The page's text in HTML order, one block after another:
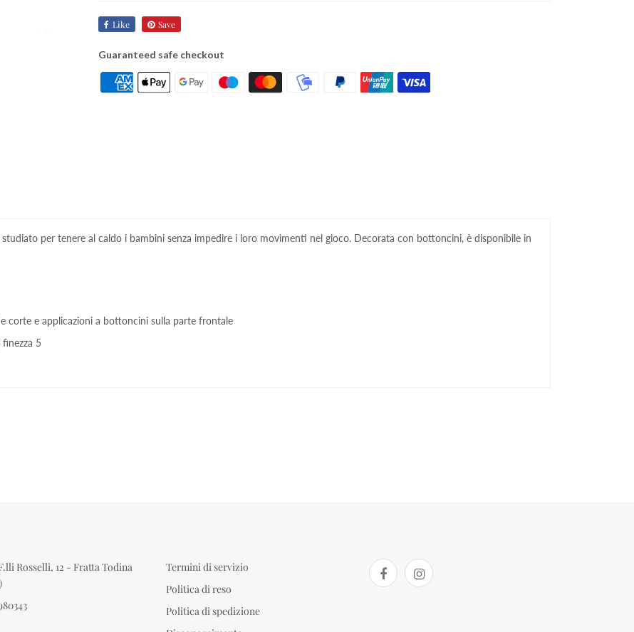
Like Save
Guaranteed safe checkout
per tenere al caldo i bambini senza impedire i loro movimenti nel gioco. Decorata con bottoncini, è disponibile in
corte e applicazioni a bottoncini sulla parte frontale
5
Rosselli, 12 - Fratta Todina
Termini di servizio
Politica di reso
Politica di spedizione